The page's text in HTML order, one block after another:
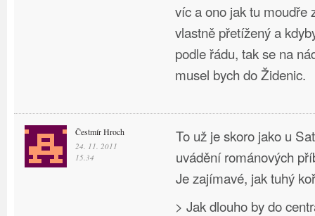
víc a ono jak tu moudře
vlastně přetížený a
podle řádu, tak se na
musel bych do Židenic.
Čestmír Hroch
24. 11. 2011
15.34
To už je skoro jako u
uvádění románových
Je zajímavé, jak tuhý
> Jak dlouho by do